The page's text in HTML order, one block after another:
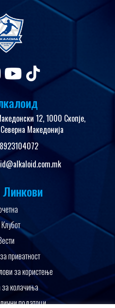
12, 1000 Скопје,
Македонија
приватност
за користење
за колачиња
податоци